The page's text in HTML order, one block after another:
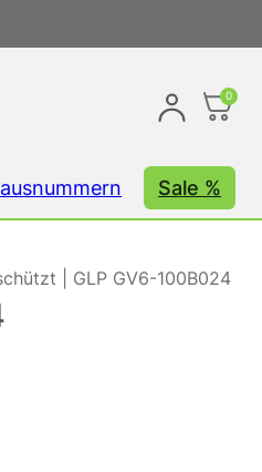
0
Sale %
| GLP GV6-100B024